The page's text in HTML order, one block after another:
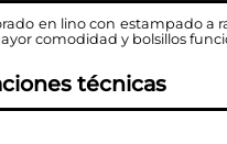
en lino con estampado a
comodidad y bolsillos
técnicas